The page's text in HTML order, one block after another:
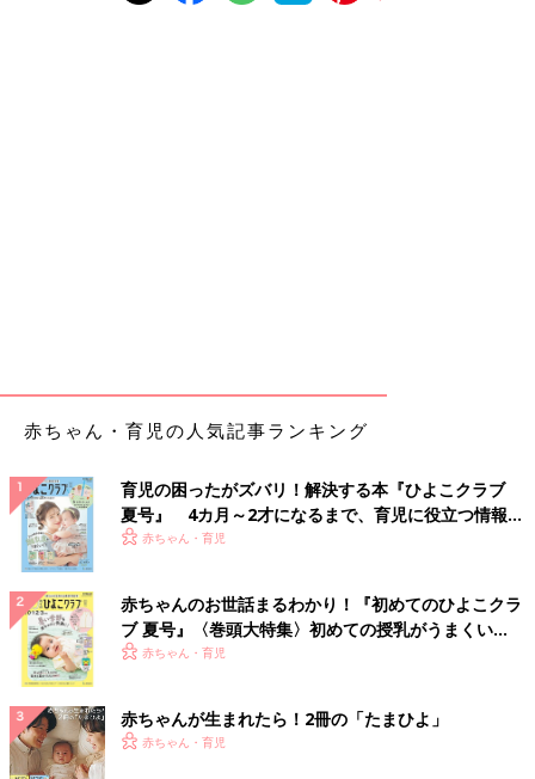
赤ちゃん・育児の人気記事ランキング
育児の困ったがズバリ！解決する本『ひよこクラブ
夏号』 4カ月～2才になるまで、育児に役立つ情報が
いっぱい！
赤ちゃん・育児
赤ちゃんのお世話まるわかり！『初めてのひよこクラ
ブ 夏号』〈巻頭大特集〉初めての授乳がうまくい
く！ おっぱい・ミルクの基本と夏のトラブル 解決テ
赤ちゃん・育児
赤ちゃんが生まれたら！2冊の「たまひよ」
赤ちゃん・育児